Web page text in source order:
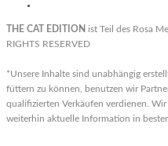
THE CAT EDITION ist Teil des Rosa
RIGHTS RESERVED
*Unsere Inhalte sind unabhängig
füttern zu können, benutzen wir
qualifizierten Verkäufen verdienen.
weiterhin aktuelle Information in